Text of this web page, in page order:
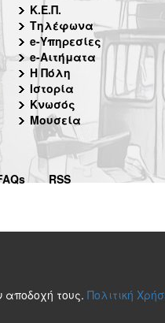
Κ.Ε.Π.
Τηλέφωνα
e-Υπηρεσίες
e-Αιτήματα
Η Πόλη
Ιστορία
Κνωσός
Μουσεία
RSS
αποδοχή τους. Πολιτική